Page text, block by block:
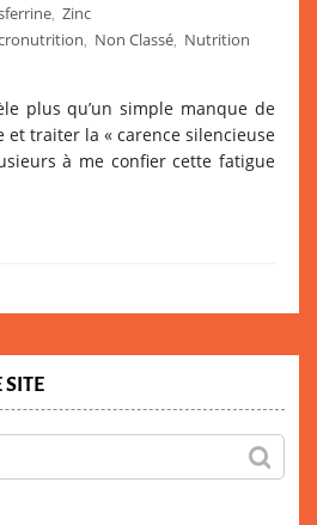
Zinc
Non Classé Nutrition
plus qu’un simple manque de
et traiter la « carence silencieuse
à me confier cette fatigue
SITE